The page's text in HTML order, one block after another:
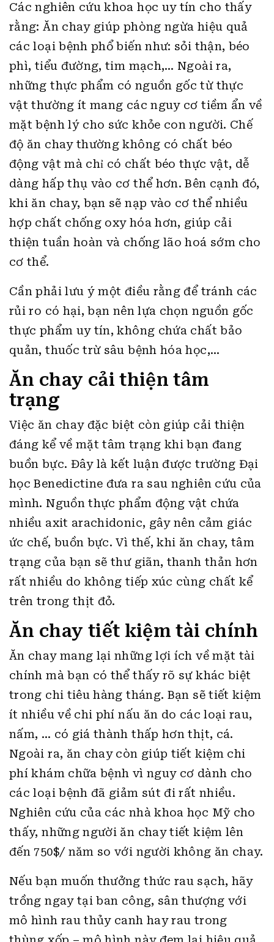
Các nghiên cứu khoa học uy tín cho thấy
rằng: Ăn chay giúp phòng ngừa hiệu quả
các loại bệnh phổ biến như: sỏi thận, béo
phì, tiểu đường, tim mạch,… Ngoài ra,
những thực phẩm có nguồn gốc từ thực
vật thường ít mang các nguy cơ tiềm ẩn về
mặt bệnh lý cho sức khỏe con người. Chế
độ ăn chay thường không có chất béo
động vật mà chỉ có chất béo thực vật, dễ
dàng hấp thụ vào cơ thể hơn. Bên cạnh đó,
khi ăn chay, bạn sẽ nạp vào cơ thể nhiều
hợp chất chống oxy hóa hơn, giúp cải
thiện tuần hoàn và chống lão hoá sớm cho
cơ thể.
Cần phải lưu ý một điều rằng để tránh các
rủi ro có hại, bạn nên lựa chọn nguồn gốc
thực phẩm uy tín, không chứa chất bảo
quản, thuốc trừ sâu bệnh hóa học,…
Ăn chay cải thiện tâm
trạng
Việc ăn chay đặc biệt còn giúp cải thiện
đáng kể về mặt tâm trạng khi bạn đang
buồn bực. Đây là kết luận được trường Đại
học Benedictine đưa ra sau nghiên cứu của
mình. Nguồn thực phẩm động vật chứa
nhiều axit arachidonic, gây nên cảm giác
ức chế, buồn bực. Vì thế, khi ăn chay, tâm
trạng của bạn sẽ thư giãn, thanh thản hơn
rất nhiều do không tiếp xúc cùng chất kể
trên trong thịt đỏ.
Ăn chay tiết kiệm tài chính
Ăn chay mang lại những lợi ích về mặt tài
chính mà bạn có thể thấy rõ sự khác biệt
trong chi tiêu hàng tháng. Bạn sẽ tiết kiệm
ít nhiều về chi phí nấu ăn do các loại rau,
nấm, … có giá thành thấp hơn thịt, cá.
Ngoài ra, ăn chay còn giúp tiết kiệm chi
phí khám chữa bệnh vì nguy cơ dành cho
các loại bệnh đã giảm sút đi rất nhiều.
Nghiên cứu của các nhà khoa học Mỹ cho
thấy, những người ăn chay tiết kiệm lên
đến 750$/ năm so với người không ăn chay.
Nếu bạn muốn thưởng thức rau sạch, hãy
trồng ngay tại ban công, sân thượng với
mô hình rau thủy canh hay rau trong